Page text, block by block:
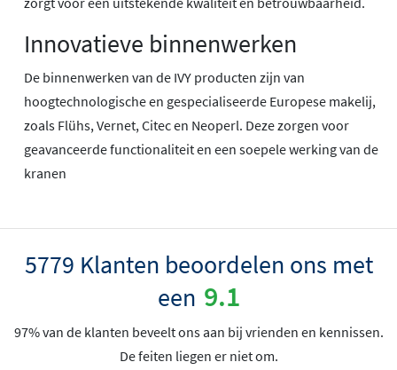
Innovatieve binnenwerken
De binnenwerken van de IVY producten zijn van
hoogtechnologische en gespecialiseerde Europese makelij,
zoals Flühs, Vernet, Citec en Neoperl. Deze zorgen voor
geavanceerde functionaliteit en een soepele werking van de
kranen
5779 Klanten beoordelen ons met
een 9.1
97% van de klanten beveelt ons aan bij vrienden en kennissen.
De feiten liegen er niet om.